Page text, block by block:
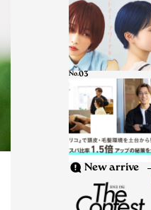
No.
New arrive